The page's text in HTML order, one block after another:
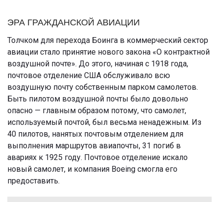
ЭРА ГРАЖДАНСКОЙ АВИАЦИИ
Толчком для перехода Боинга в коммерческий сектор
авиации стало принятие нового закона «О контрактной
воздушной почте». До этого, начиная с 1918 года,
почтовое отделение США обслуживало всю
воздушную почту собственным парком самолетов.
Быть пилотом воздушной почты было довольно
опасно — главным образом потому, что самолет,
используемый почтой, был весьма ненадежным. Из
40 пилотов, нанятых почтовым отделением для
выполнения маршрутов авиапочты, 31 погиб в
авариях к 1925 году. Почтовое отделение искало
новый самолет, и компания Boeing смогла его
предоставить.